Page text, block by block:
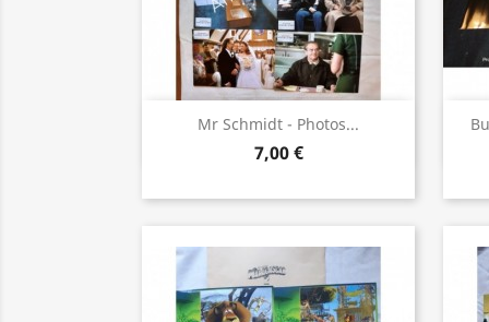
Mr Schmidt - Photos...
7,00 €
Aperçu rapide